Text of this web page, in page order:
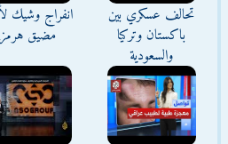
تحالف عسكري بين
باكستان وتركيا
والسعودية
انفراج وشيك
مضيق هرمز